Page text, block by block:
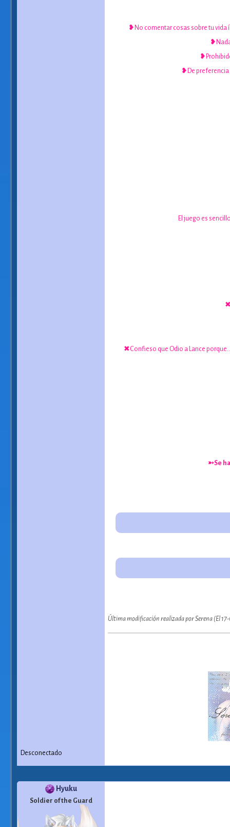
❥No comentar cosas sobre tu vida
❥De preferencia
El juego es
✖Confieso que Odio a Lance
➳Se
Última modificación realizada por Serena (El
Desconectado
Hyuku
Soldier of the Guard